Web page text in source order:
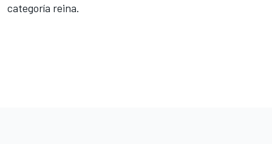
categoría reina.